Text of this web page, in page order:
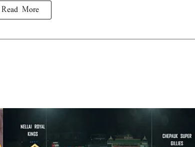
Read More